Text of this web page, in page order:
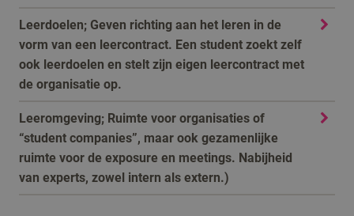
Leerdoelen; Geven richting aan het leren in de
vorm van een leercontract. Een student zoekt zelf
ook leerdoelen en stelt zijn eigen leercontract met
de organisatie op.
Leeromgeving; Ruimte voor organisaties of
“student companies”, maar ook gezamenlijke
ruimte voor de exposure en meetings. Nabijheid
van experts, zowel intern als extern.)